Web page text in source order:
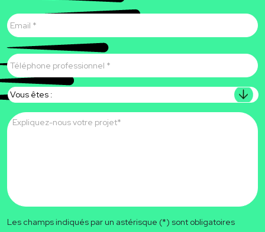
E-
mail *
Téléphone
professionnel *
Vous
êtes
Message
Les champs indiqués par un astérisque (*) sont obligatoires